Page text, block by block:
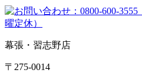
幕張・習志野店
〒275-0014